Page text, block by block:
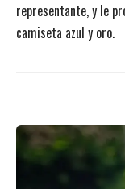
representante, y le
camiseta azul y oro.